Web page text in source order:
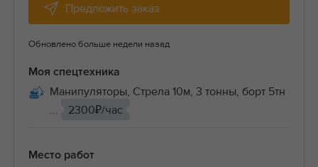
Предложить заказ
Обновлено больше недели назад
Моя спецтехника
Манипуляторы, Стрела 10м, 3 тонны, борт 5тн
...
2300₽/час
Место работ